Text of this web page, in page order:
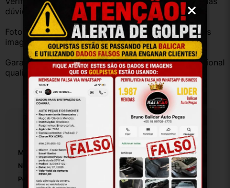
dúvidas no campo de perguntas!
Fotos reais do produto. Peça exatamente igual à das
imagens.
Garantia válida somente com instalação por profissional
qualificado.
Especificações
Marca: Peugeot
Número De Peça:
Posição: Traseiro